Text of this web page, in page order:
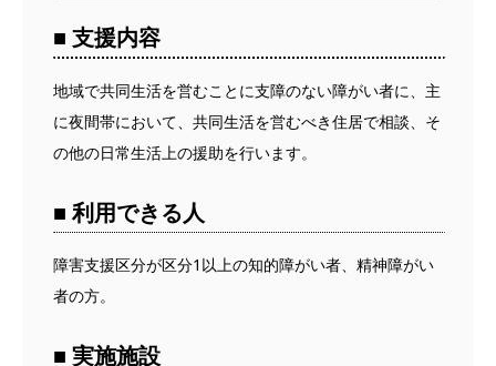
■ 支援内容
地域で共同生活を営むことに支障のない障がい者に、主
に夜間帯において、共同生活を営むべき住居で相談、そ
の他の日常生活上の援助を行います。
■ 利用できる人
障害支援区分が区分1以上の知的障がい者、精神障がい
者の方。
■ 実施施設